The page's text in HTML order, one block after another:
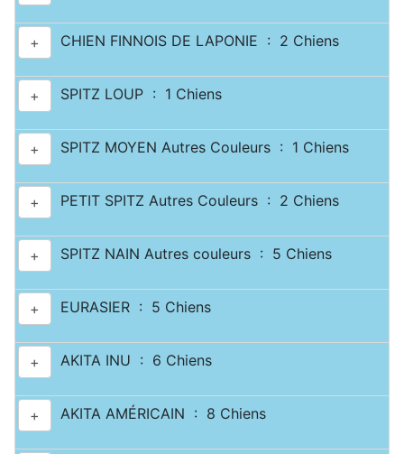
+ CHIEN FINNOIS DE LAPONIE : 2 Chiens
+ SPITZ LOUP : 1 Chiens
+ SPITZ MOYEN Autres Couleurs : 1 Chiens
+ PETIT SPITZ Autres Couleurs : 2 Chiens
+ SPITZ NAIN Autres couleurs : 5 Chiens
+ EURASIER : 5 Chiens
+ AKITA INU : 6 Chiens
+ AKITA AMÉRICAIN : 8 Chiens